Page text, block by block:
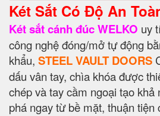
Két Sắt Có Độ An
Két sắt cánh đúc WELKO uy
công nghệ đóng/mở tự động
khẩu, STEEL VAULT DOORS
dấu vân tay, chìa khóa được
chép và tay cầm ngoại tạo khả
phá ngay từ bề mặt, thuận tiện